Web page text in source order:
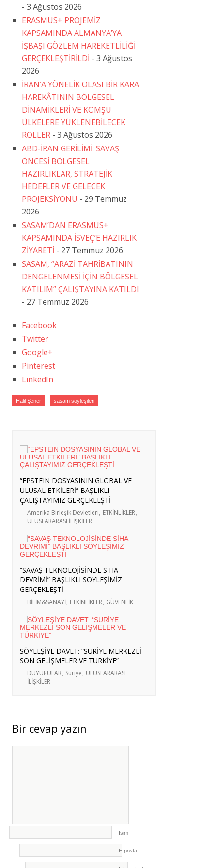
- 3 Ağustos 2026
ERASMUS+ PROJEMİZ
KAPSAMINDA ALMANYA’YA
İŞBAŞI GÖZLEM HAREKETLİLİĞİ
GERÇEKLEŞTİRİLDİ - 3 Ağustos
2026
İRAN’A YÖNELİK OLASI BİR KARA
HAREKÂTININ BÖLGESEL
DİNAMİKLERİ VE KOMŞU
ÜLKELERE YÜKLENEBİLECEK
ROLLER - 3 Ağustos 2026
ABD-İRAN GERİLİMİ: SAVAŞ
ÖNCESİ BÖLGESEL
HAZIRLIKLAR, STRATEJİK
HEDEFLER VE GELECEK
PROJEKSİYONU - 29 Temmuz
2026
SASAM’DAN ERASMUS+
KAPSAMINDA İSVEÇ’E HAZIRLIK
ZİYARETİ - 27 Temmuz 2026
SASAM, “ARAZİ TAHRİBATININ
DENGELENMESİ İÇİN BÖLGESEL
KATILIM” ÇALIŞTAYINA KATILDI
- 27 Temmuz 2026
Facebook
Twitter
Google+
Pinterest
LinkedIn
Halil Şener sasam söyleşileri
“EPSTEIN DOSYASININ GLOBAL VE
ULUSAL ETKİLERİ” BAŞLIKLI
ÇALIŞTAYIMIZ GERÇEKLEŞTİ
Amerika Birleşik Devletleri ETKİNLİKLER
ULUSLARARASI İLİŞKİLER
“SAVAŞ TEKNOLOJİSİNDE SİHA
DEVRİMİ” BAŞLIKLI SÖYLEŞİMİZ
GERÇEKLEŞTİ
BİLİM&SANAYİ ETKİNLİKLER GÜVENLİK
SÖYLEŞİYE DAVET: “SURİYE MERKEZLİ
SON GELİŞMELER VE TÜRKİYE”
DUYURULAR Suriye ULUSLARARASI
İLİŞKİLER
Bir cevap yazın
İsim
E-posta